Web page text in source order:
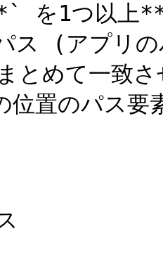
を1つ以上**
ス (アプリの
とめて一致さ
置のパス要